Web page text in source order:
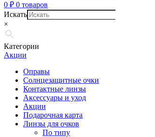
0 ₽ 0 товаров
Искать
×
Категории
Акции
Оправы
Солнцезащитные очки
Контактные линзы
Аксессуары и уход
Акции
Подарочная карта
Линзы для очков
По типу